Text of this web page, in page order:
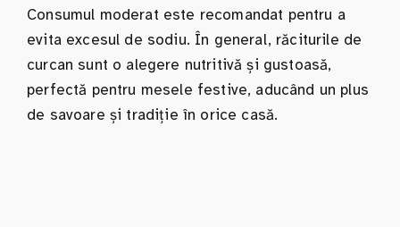
Consumul moderat este recomandat pentru a
evita excesul de sodiu. În general, răciturile de
curcan sunt o alegere nutritivă și gustoasă,
perfectă pentru mesele festive, aducând un plus
de savoare și tradiție în orice casă.